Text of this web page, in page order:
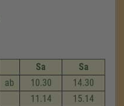
Sa
Sa
ab 10.30
14.30
11.14
15.14